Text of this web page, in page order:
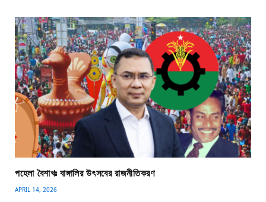
পহেলা বৈশাখঃ বাঙ্গালির উৎসবের রাজনীতিকরণ
APRIL 14, 2026